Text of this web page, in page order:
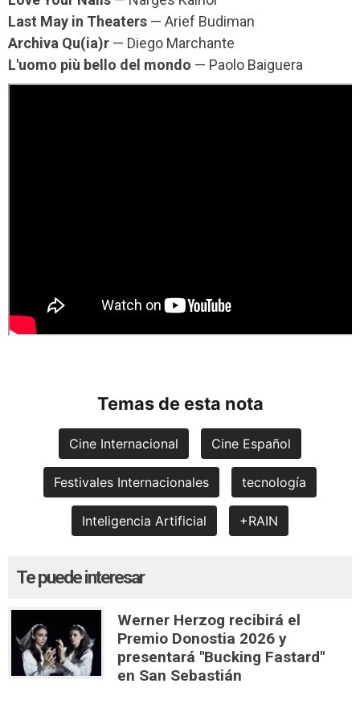
Last May in Theaters — Arief Budiman
Archiva Qu(ia)r — Diego Marchante
L'uomo più bello del mondo — Paolo Baiguera
Temas de esta nota
Cine Internacional Cine Español
Festivales Internacionales tecnología
Inteligencia Artificial +RAIN
Te puede interesar
Werner Herzog recibirá el
Premio Donostia 2026 y
presentará "Bucking Fastard"
en San Sebastián